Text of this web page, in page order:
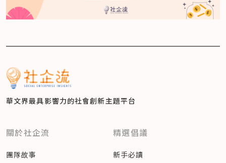
華文界最具影響力的社會創新主題平台
關於社企流
團隊故事
精選倡議
新手必讀